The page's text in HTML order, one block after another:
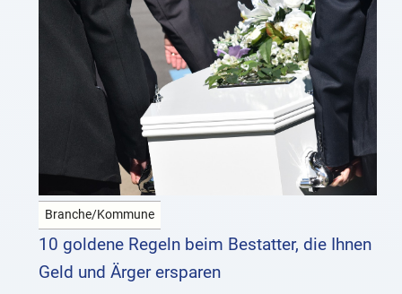
Branche/Kommune
10 goldene Regeln beim Bestatter, die Ihnen
Geld und Ärger ersparen